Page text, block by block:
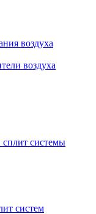
воздуха
воздуха
системы
систем